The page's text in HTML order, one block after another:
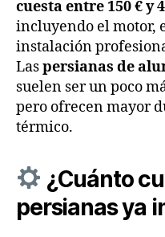
cuesta entre 150 € y
incluyendo el motor,
instalación
Laspersianas de
suelen ser un poco
pero ofrecen mayor
térmico.
¿Cuánto
persianas ya